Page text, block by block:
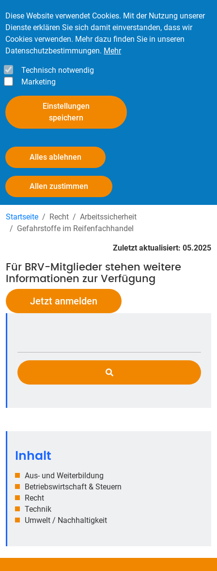
Diese Website verwendet Cookies. Mit der Nutzung unserer
Dienste erklären Sie sich damit einverstanden, dass wir
Cookies verwenden. Mehr dazu finden Sie in unseren
Datenschutzbestimmungen. Mehr
Technisch notwendig
Marketing
Einstellungen
speichern
Alles ablehnen
Allen zustimmen
Kontakt Login
Gefahrstoffe im Reifenfachhandel
Startseite Recht
Arbeitssicherheit
Gefahrstoffe im Reifenfachhandel
Zuletzt aktualisiert: 05.2025
Für BRV-Mitglieder stehen weitere
Informationen zur Verfügung
Jetzt anmelden
Inhalt
Aus- und Weiterbildung
Betriebswirtschaft & Steuern
Recht
Technik
Umwelt / Nachhaltigkeit